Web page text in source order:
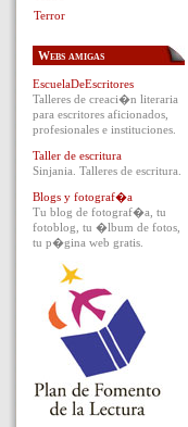
Terror
Webs amigas
EscuelaDeEscritores
Talleres de creaci�n literaria
para escritores aficionados,
profesionales e instituciones.
Taller de escritura
Sinjania. Talleres de escritura.
Blogs y fotograf�a
Tu blog de fotograf�a, tu
fotoblog, tu �lbum de fotos,
tu p�gina web gratis.